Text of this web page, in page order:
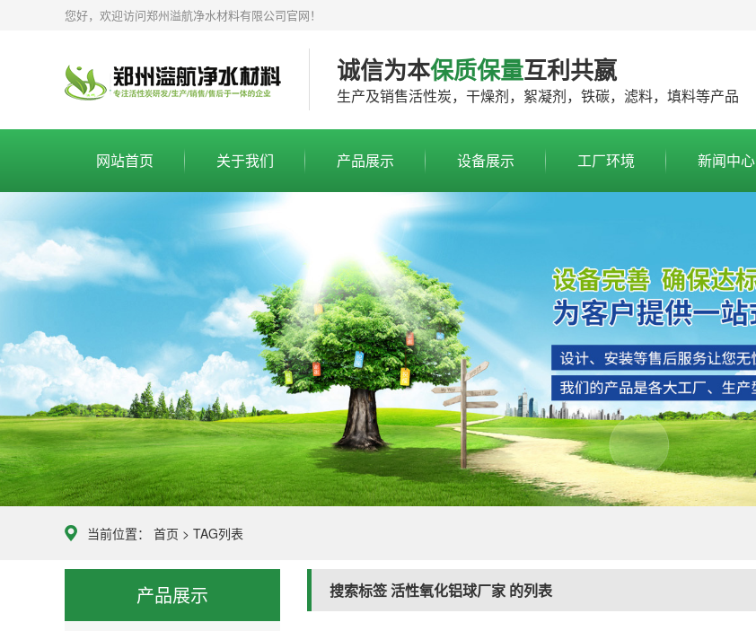
您好，欢迎访问郑州溢航净水材料有限公司官网！
诚信为本保质保量互利共嬴
生产及销售活性炭，干燥剂，絮凝剂，铁碳，滤料，填料等产品
网站首页 关于我们 产品展示 设备展示 工厂环境 新闻中心
当前位置： 首页 > TAG列表
产品展示 搜索标签活性氧化铝球厂家 的列表